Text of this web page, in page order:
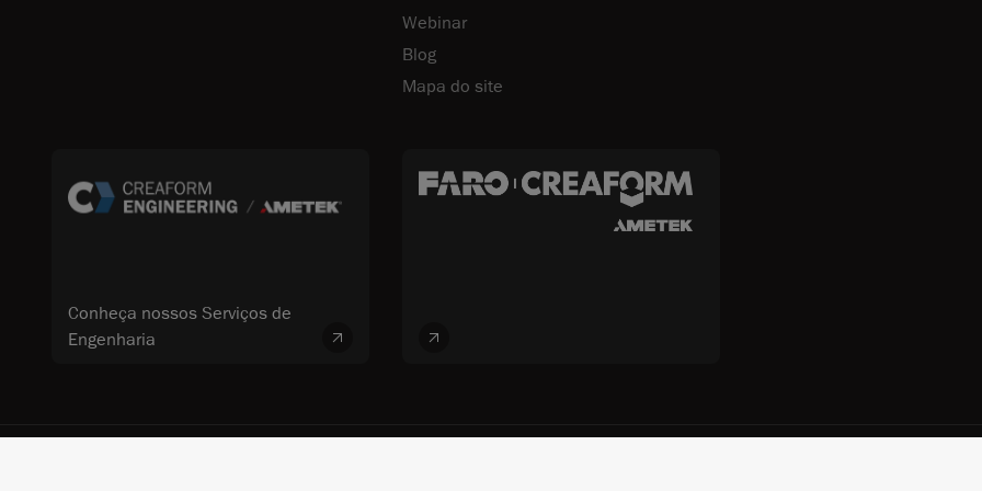
Webinar
Blog
Mapa do site
Conheça nossos Serviços de
Engenharia